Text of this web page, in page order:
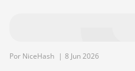
Por NiceHash | 8 Jun 2026